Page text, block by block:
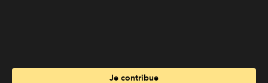
Services